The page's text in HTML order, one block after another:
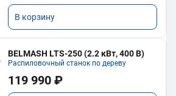
В корзину
BELMASH LTS-250 (2.2 кВт, 400 В)
Распиловочный станок по дереву
119 990 ₽